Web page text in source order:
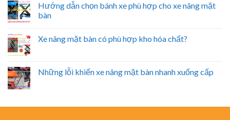
Hướng dẫn chọn bánh xe phù hợp cho xe nâng mặt
bàn
Xe nâng mặt bàn có phù hợp kho hóa chất?
Những lỗi khiến xe nâng mặt bàn nhanh xuống cấp